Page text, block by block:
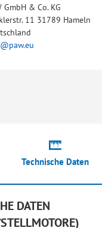
GmbH & Co. KG
11 31789 Hameln
Technische Daten
DATEN